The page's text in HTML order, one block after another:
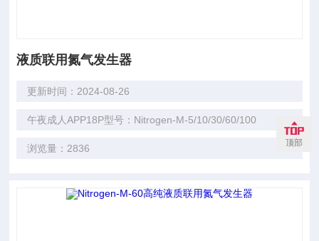
液质联用氮气发生器
更新时间：2024-08-26
午夜成人APP18P型号：Nitrogen-M-5/10/30/60/100
浏览量：2836
顶部